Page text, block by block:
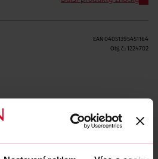
EAN 04051395451164
Obj. č.: 1224702